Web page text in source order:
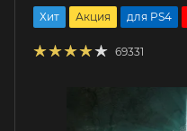
Хит Акция для PS4
69331